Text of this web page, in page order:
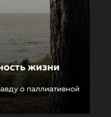
жизни
о паллиативной